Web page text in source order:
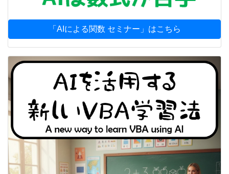
「AIによる関数 セミナー」はこちら